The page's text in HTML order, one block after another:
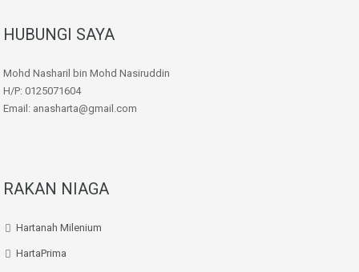
HUBUNGI SAYA
Mohd Nasharil bin Mohd Nasiruddin
H/P: 0125071604
Email: anasharta@gmail.com
RAKAN NIAGA
Hartanah Milenium
HartaPrima